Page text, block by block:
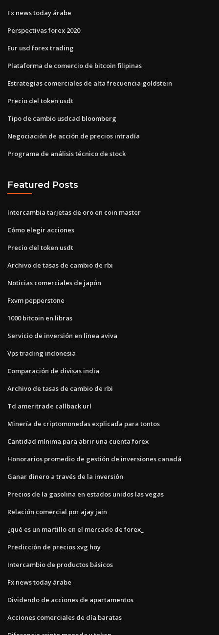
Fx news today árabe
Perspectivas forex 2020
Eur usd forex trading
Plataforma de comercio de bitcoin filipinas
Estrategias comerciales de alta frecuencia goldstein
Precio del token usdt
Tipo de cambio usdcad bloomberg
Negociación de acción de precios intradía
Programa de análisis técnico de stock
Featured Posts
Intercambia tarjetas de oro en coin master
Cómo elegir acciones
Precio del token usdt
Archivo de tasas de cambio de rbi
Noticias comerciales de japón
Fxvm pepperstone
1000 bitcoin en libras
Servicio de inversión en línea aviva
Vps trading indonesia
Comparación de divisas india
Archivo de tasas de cambio de rbi
Td ameritrade callback url
Minería de criptomonedas explicada para tontos
Cantidad mínima para abrir una cuenta forex
Honorarios promedio de gestión de inversiones canadá
Ganar dinero a través de la inversión
Precios de la gasolina en estados unidos las vegas
Relación comercial por ajay jain
¿qué es un martillo en el mercado de forex_
Predicción de precios xvg hoy
Intercambio de productos básicos
Fx news today árabe
Dividendo de acciones de apartamentos
Acciones comerciales de día baratas